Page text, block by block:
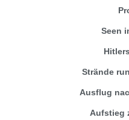
Seen
Strände
Ausflug
Aufstieg